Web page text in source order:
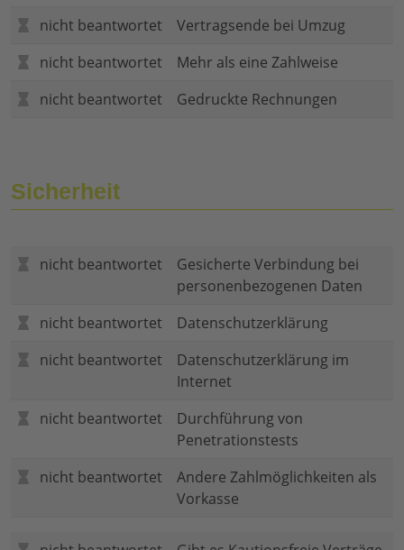
nicht beantwortet
Vertragsende bei Umzug
nicht beantwortet
Mehr als eine Zahlweise
nicht beantwortet
Gedruckte Rechnungen
Sicherheit
nicht beantwortet
Gesicherte Verbindung bei
personenbezogenen Daten
nicht beantwortet
Datenschutzerklärung
nicht beantwortet
Datenschutzerklärung im
Internet
nicht beantwortet
Durchführung von
Penetrationstests
nicht beantwortet
Andere Zahlmöglichkeiten als
Vorkasse